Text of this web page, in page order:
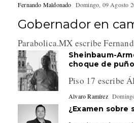
Fernando Maldonado Domingo, 09 Agosto
Gobernador en
Parabolica.MX escribe
Sheinbaum-
choque de
Piso 17 escribe
Alvaro Ramírez
¿Examen sobre